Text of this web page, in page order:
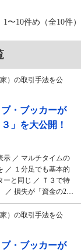
〜10件め（全10件）
）の取引手法を公
・ブッカーが
」を大公開！
示 ／ マルチタイムの
／ １分足でも基本的
ーと同じ ／ Ｔ３で特
／ 損失が「資金の2…
）の取引手法を公
・ブッカーが